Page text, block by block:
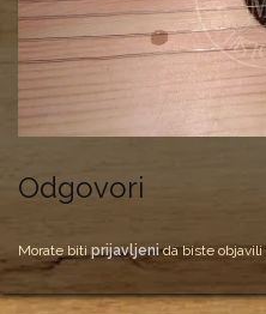
Odgovori
Morate biti prijavljenida biste objavili